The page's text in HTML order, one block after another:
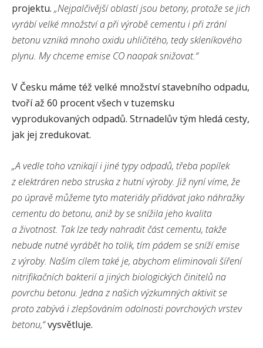
projektu. „Nejpalčivější oblastí jsou betony, protože se jich
vyrábí velké množství a při výrobě cementu i při zrání
betonu vzniká mnoho oxidu uhličitého, tedy skleníkového
plynu. My chceme emise CO naopak snižovat.“
V Česku máme též velké množství stavebního odpadu,
tvoří až 60 procent všech v tuzemsku
vyprodukovaných odpadů. Strnadelův tým hledá cesty,
jak jej zredukovat.
„A vedle toho vznikají i jiné typy odpadů, třeba popílek
z elektráren nebo struska z hutní výroby. Již nyní víme, že
po úpravě můžeme tyto materiály přidávat jako náhražky
cementu do betonu, aniž by se snížila jeho kvalita
a životnost. Tak lze tedy nahradit část cementu, takže
nebude nutné vyrábět ho tolik, tím pádem se sníží emise
z výroby. Naším cílem také je, abychom eliminovali šíření
nitrifikačních bakterií a jiných biologických činitelů na
povrchu betonu. Jedna z našich výzkumných aktivit se
proto zabývá i zlepšováním odolnosti povrchových vrstev
betonu,“vysvětluje.